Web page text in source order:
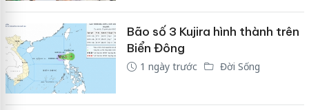
Bão số 3 Kujira hình thành trên
Biển Đông
1 ngày trước Đời Sống